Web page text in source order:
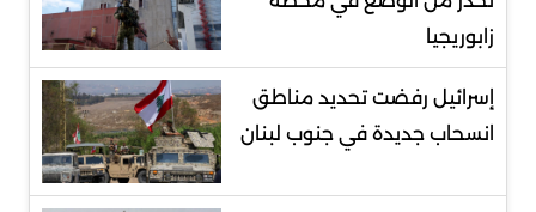
زابوريجيا
إسرائيل رفضت تحديد مناطق
انسحاب جديدة في جنوب لبنان